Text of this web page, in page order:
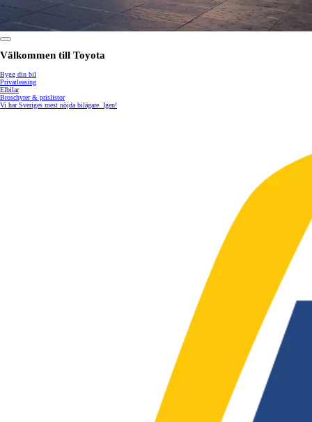
Välkommen till Toyota
Bygg din bil
Privatleasing
Elbilar
Broschyrer & prislistor
Vi har Sveriges mest nöjda bilägare. Igen!